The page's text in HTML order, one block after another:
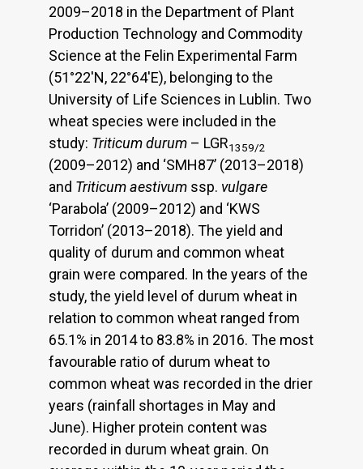
2009–2018 in the Department of Plant
Production Technology and Commodity
Science at the Felin Experimental Farm
(51°22'N, 22°64'E), belonging to the
University of Life Sciences in Lublin. Two
wheat species were included in the
study: Triticum durum – LGR1359/2
(2009–2012) and ‘SMH87’ (2013–2018)
and Triticum aestivum ssp. vulgare
‘Parabola’ (2009–2012) and ‘KWS
Torridon’ (2013–2018). The yield and
quality of durum and common wheat
grain were compared. In the years of the
study, the yield level of durum wheat in
relation to common wheat ranged from
65.1% in 2014 to 83.8% in 2016. The most
favourable ratio of durum wheat to
common wheat was recorded in the drier
years (rainfall shortages in May and
June). Higher protein content was
recorded in durum wheat grain. On